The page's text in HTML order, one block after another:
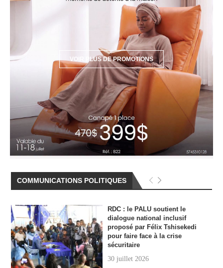
COMMUNICATIONS POLITIQUES
RDC : le PALU soutient le
dialogue national inclusif
proposé par Félix Tshisekedi
pour faire face à la crise
sécuritaire
30 juillet 2026